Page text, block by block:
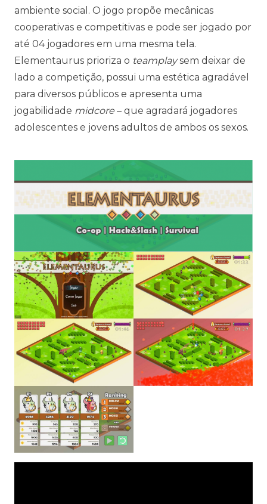
ambiente social. O jogo propõe mecânicas
cooperativas e competitivas e pode ser jogado por
até 04 jogadores em uma mesma tela.
Elementaurus prioriza o teamplaysem deixar de
lado a competição, possui uma estética agradável
para diversos públicos e apresenta uma
jogabilidade midcore – que agradará jogadores
adolescentes e jovens adultos de ambos os sexos.